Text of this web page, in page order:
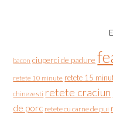
bacon ciuperci de padure
retete 10 minute retete 15
chinezesti retete craciun
de porc retete cu carne de pui